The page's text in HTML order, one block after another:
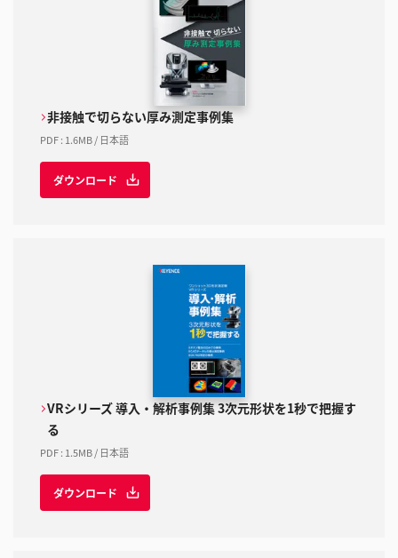
非接触で切らない厚み測定事例集
PDF: 1.6MB/ 日本語
ダウンロード
VRシリーズ 導入・解析事例集 3次元形状を1秒で把握す
る
PDF: 1.5MB/ 日本語
ダウンロード